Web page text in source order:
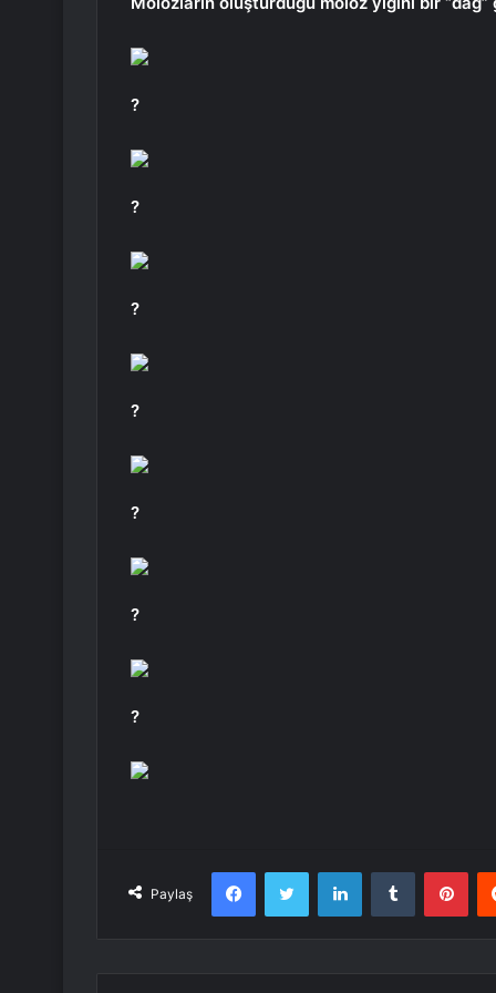
?
?
?
?
?
?
?
Paylaş
FacebookTwitter LinkedInTumblr